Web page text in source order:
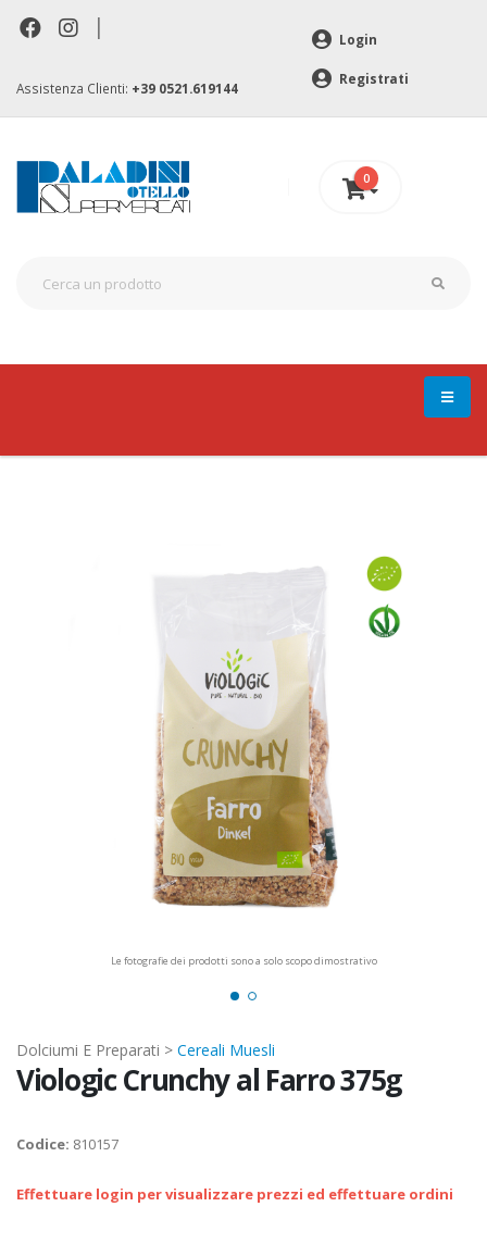
|
Assistenza Clienti: +39 0521.619144
Login
Registrati
0
Le fotografie dei prodotti sono a solo scopo dimostrativo
Dolciumi E Preparati > Cereali Muesli
Viologic Crunchy al Farro 375g
Codice: 810157
Effettuare login per visualizzare prezzi ed effettuare ordini